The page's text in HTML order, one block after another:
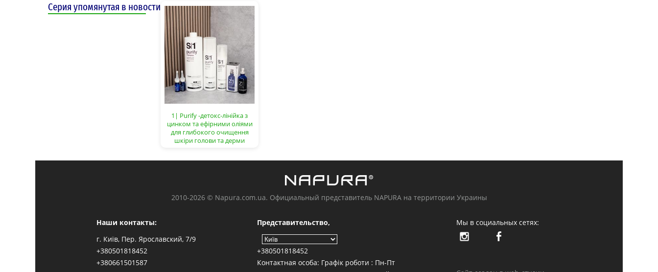
Серия упомянутая в новости
1| Purify -детокс-лінійка з
цинком та ефірними оліями
для глибокого очищення
шкіри голови та дерми
2010-2026 © Napura.com.ua. Официальный представитель NAPURA на территории Украины
Наши контакты:
г. Київ, Пер. Ярославский, 7/9
+380501818452
+380661501587
Представительство,
+380501818452
Контактная особа: Графік роботи : Пн-Пт
Мы в социальных сетях: